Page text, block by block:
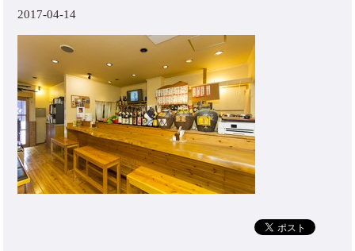
2017-04-14